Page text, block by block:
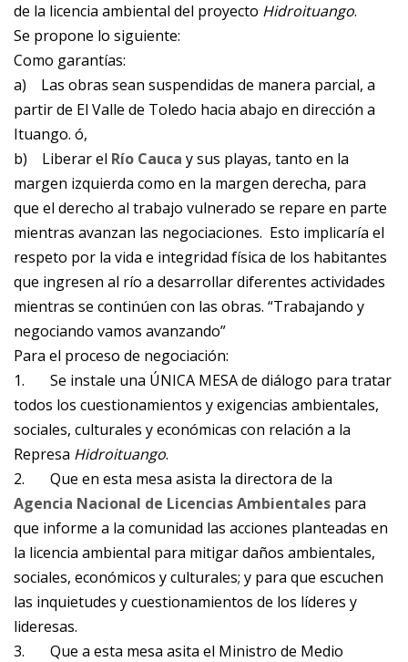
de la licencia ambiental del proyecto Hidroituango.
Se propone lo siguiente:
Como garantías:
a) Las obras sean suspendidas de manera parcial, a
partir de El Valle de Toledo hacia abajo en dirección a
Ituango. ó,
b) Liberar el Río Cauca y sus playas, tanto en la
margen izquierda como en la margen derecha, para
que el derecho al trabajo vulnerado se repare en parte
mientras avanzan las negociaciones. Esto implicaría el
respeto por la vida e integridad física de los habitantes
que ingresen al río a desarrollar diferentes actividades
mientras se continúen con las obras. “Trabajando y
negociando vamos avanzando”
Para el proceso de negociación:
1. Se instale una ÚNICA MESA de diálogo para tratar
todos los cuestionamientos y exigencias ambientales,
sociales, culturales y económicas con relación a la
Represa Hidroituango.
2. Que en esta mesa asista la directora de la
Agencia Nacional de Licencias Ambientales para
que informe a la comunidad las acciones planteadas en
la licencia ambiental para mitigar daños ambientales,
sociales, económicos y culturales; y para que escuchen
las inquietudes y cuestionamientos de los líderes y
lideresas.
3. Que a esta mesa asita el Ministro de Medio